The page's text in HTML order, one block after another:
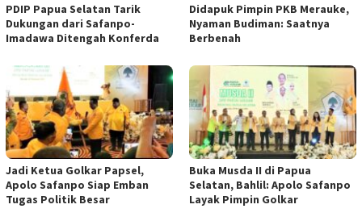
PDIP Papua Selatan Tarik
Dukungan dari Safanpo-
Imadawa Ditengah Konferda
Didapuk Pimpin PKB Merauke,
Nyaman Budiman: Saatnya
Berbenah
Jadi Ketua Golkar Papsel,
Apolo Safanpo Siap Emban
Tugas Politik Besar
Buka Musda II di Papua
Selatan, Bahlil: Apolo Safanpo
Layak Pimpin Golkar